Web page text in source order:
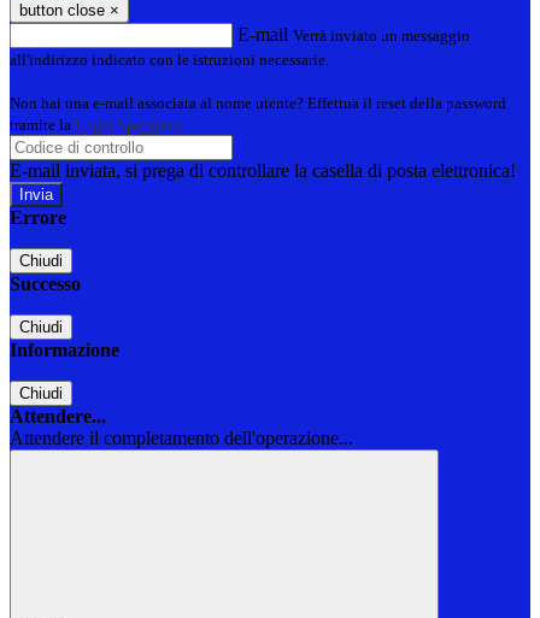
button close ×
E-mail Verrà inviato un messaggio
all'indirizzo indicato con le istruzioni necessarie.
Non hai una e-mail associata al nome utente? Effettua il reset della password
tramite la Login Spaggiari
E-mail inviata, si prega di controllare la casella di posta elettronica!
Errore
Chiudi
Successo
Chiudi
Informazione
Chiudi
Attendere...
Attendere il completamento dell'operazione...